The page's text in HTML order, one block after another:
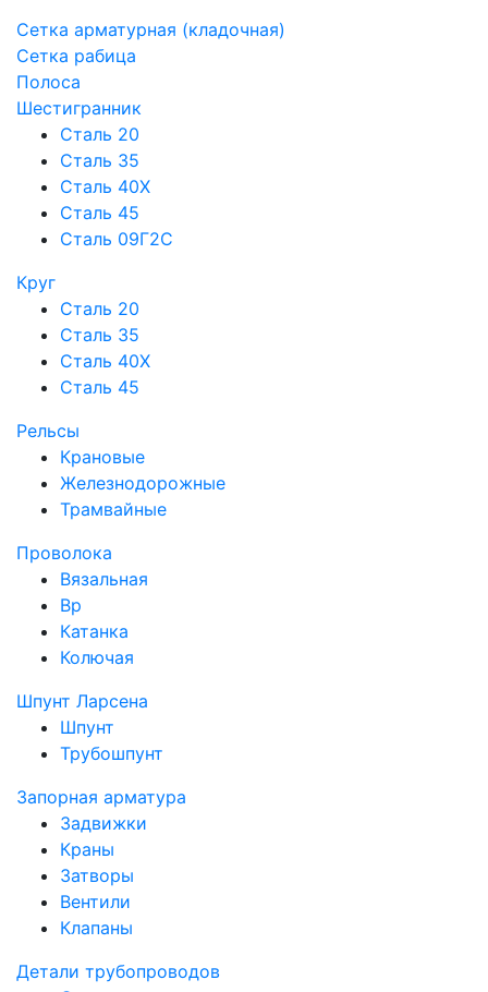
Сетка арматурная (кладочная)
Сетка рабица
Полоса
Шестигранник
Сталь 20
Сталь 35
Сталь 40Х
Сталь 45
Сталь 09Г2С
Круг
Сталь 20
Сталь 35
Сталь 40Х
Сталь 45
Рельсы
Крановые
Железнодорожные
Трамвайные
Проволока
Вязальная
Вр
Катанка
Колючая
Шпунт Ларсена
Шпунт
Трубошпунт
Запорная арматура
Задвижки
Краны
Затворы
Вентили
Клапаны
Детали трубопроводов